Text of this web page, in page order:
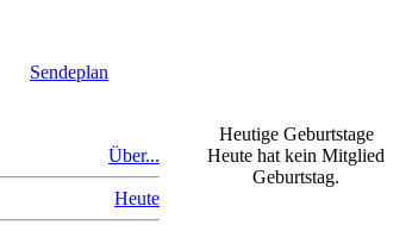
Sendeplan
Über...
Heute
Heutige Geburtstage
Heute hat kein Mitglied
Geburtstag.